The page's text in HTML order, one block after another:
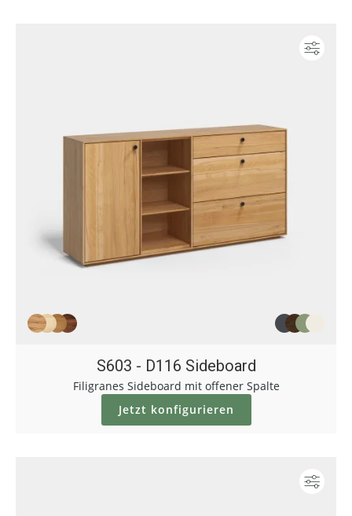
S603 - D116 Sideboard
Filigranes Sideboard mit offener Spalte
Jetzt konfigurieren